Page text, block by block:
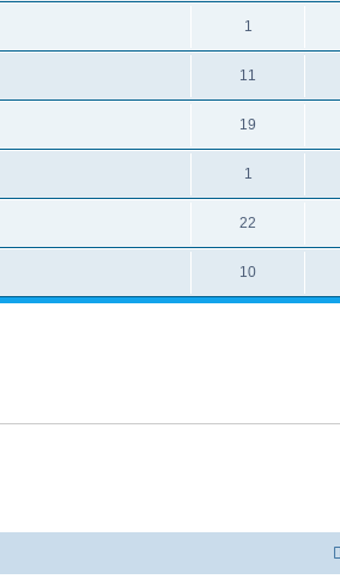
1
11
19
1
22
10